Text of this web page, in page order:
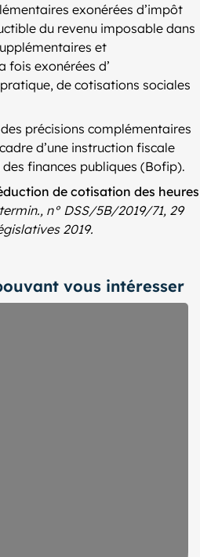
exonérées d’impôt
du revenu imposable dans
et
fois exonérées d’
de cotisations sociales
précisions complémentaires
d’une instruction fiscale
finances publiques (Bofip).
de cotisation des heures
n° DSS/5B/2019/71, 29
2019.
vous intéresser